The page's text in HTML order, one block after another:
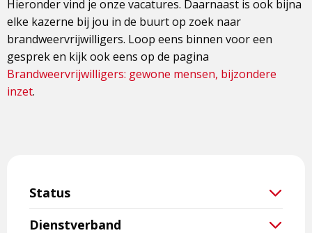
Hieronder vind je onze vacatures. Daarnaast is ook bijna
elke kazerne bij jou in de buurt op zoek naar
brandweervrijwilligers. Loop eens binnen voor een
gesprek en kijk ook eens op de pagina
Brandweervrijwilligers: gewone mensen, bijzondere
inzet.
Status
Dienstverband